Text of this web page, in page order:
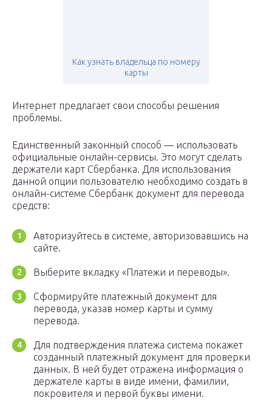
Как узнать владельца по номеру
карты
Интернет предлагает свои способы решения
проблемы.
Единственный законный способ — использовать
официальные онлайн-сервисы. Это могут сделать
держатели карт Сбербанка. Для использования
данной опции пользователю необходимо создать в
онлайн-системе Сбербанк документ для перевода
средств:
Авторизуйтесь в системе, авторизовавшись на
сайте.
Выберите вкладку «Платежи и переводы».
Сформируйте платежный документ для
перевода, указав номер карты и сумму
перевода.
Для подтверждения платежа система покажет
созданный платежный документ для проверки
данных. В ней будет отражена информация о
держателе карты в виде имени, фамилии,
покровителя и первой буквы имени.